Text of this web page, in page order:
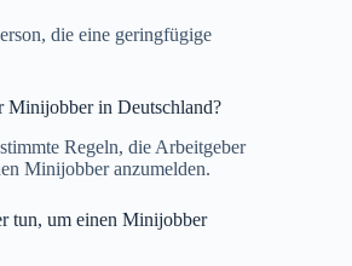
die eine geringfügige
Minijobber in Deutschland?
Regeln, die Arbeitgeber
Minijobber anzumelden.
tun, um einen Minijobber